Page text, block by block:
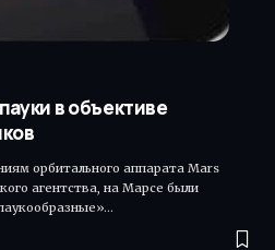
в объективе
орбитального аппарата Mars
агентства, на Марсе были